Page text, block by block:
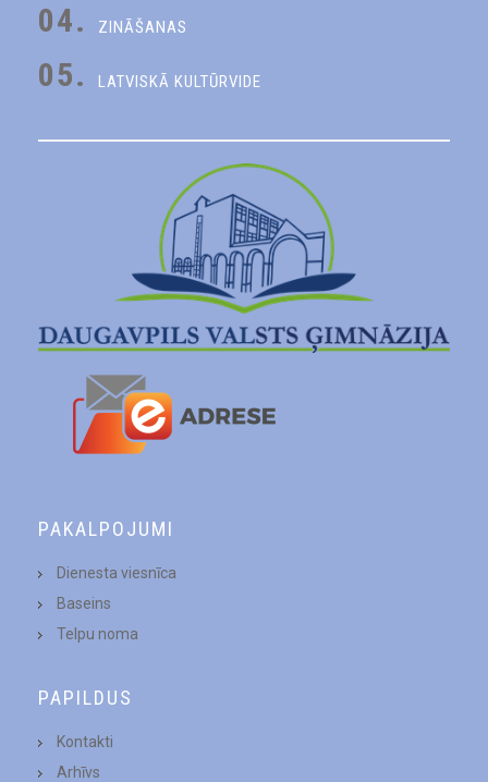
04. ZINĀŠANAS
05. LATVISKĀ KULTŪRVIDE
PAKALPOJUMI
Dienesta viesnīca
Baseins
Telpu noma
PAPILDUS
Kontakti
Arhīvs